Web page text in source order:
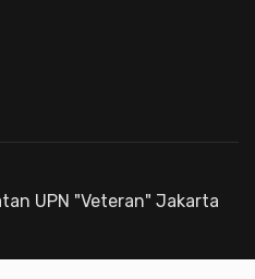
UPN "Veteran" Jakarta